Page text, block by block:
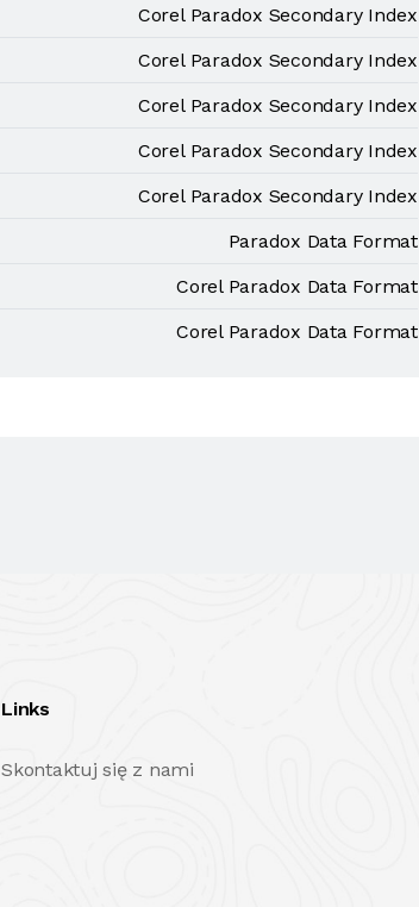
Corel Paradox Secondary Index
Corel Paradox Secondary Index
Corel Paradox Secondary Index
Corel Paradox Secondary Index
Corel Paradox Secondary Index
Paradox Data Format
Corel Paradox Data Format
Corel Paradox Data Format
Links
Skontaktuj się z nami